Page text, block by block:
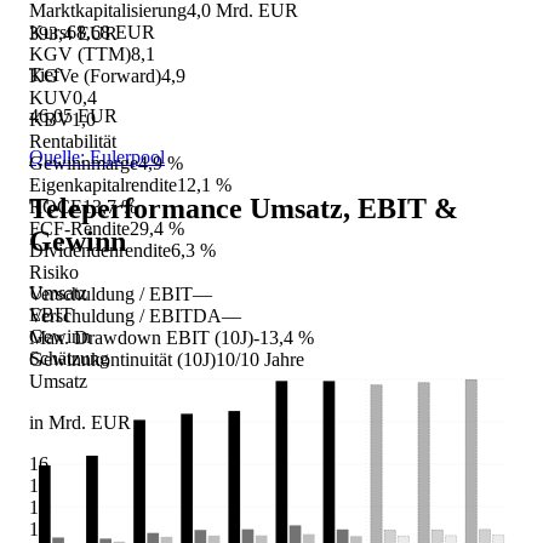
Marktkapitalisierung4,0 Mrd. EUR
Kurs68,68 EUR
KGV (TTM)8,1
KGVe (Forward)4,9
KUV0,4
KBV1,0
Rentabilität
Gewinnmarge4,9 %
Eigenkapitalrendite12,1 %
ROCE13,7 %
FCF-Rendite29,4 %
Dividendenrendite6,3 %
Risiko
Verschuldung / EBIT—
Verschuldung / EBITDA—
Max. Drawdown EBIT (10J)-13,4 %
Gewinnkontinuität (10J)10/10 Jahre
Umsatz
in Mrd. EUR
16
14
12
10
393,4 EUR
Tief
46,05 EUR
Quelle: Eulerpool
Teleperformance Umsatz, EBIT &
Gewinn
Umsatz
EBIT
Gewinn
Schätzung